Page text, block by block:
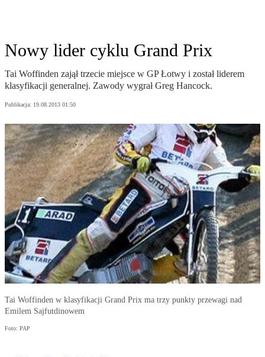
Nowy lider cyklu Grand Prix
Tai Woffinden zajął trzecie miejsce w GP Łotwy i został liderem
klasyfikacji generalnej. Zawody wygrał Greg Hancock.
Publikacja: 19.08.2013 01:50
Tai Woffinden w klasyfikacji Grand Prix ma trzy punkty przewagi nad
Emilem Sajfutdinowem
Foto: PAP